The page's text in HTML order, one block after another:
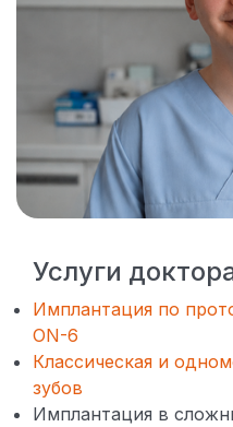
Услуги
Имплантация по
ON-6
Классическая и
зубов
Имплантация в